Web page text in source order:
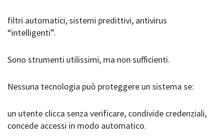
filtri automatici, sistemi predittivi, antivirus
“intelligenti”.
Sono strumenti utilissimi, ma non sufficienti.
Nessuna tecnologia può proteggere un sistema se:
un utente clicca senza verificare, condivide credenziali,
concede accessi in modo automatico.